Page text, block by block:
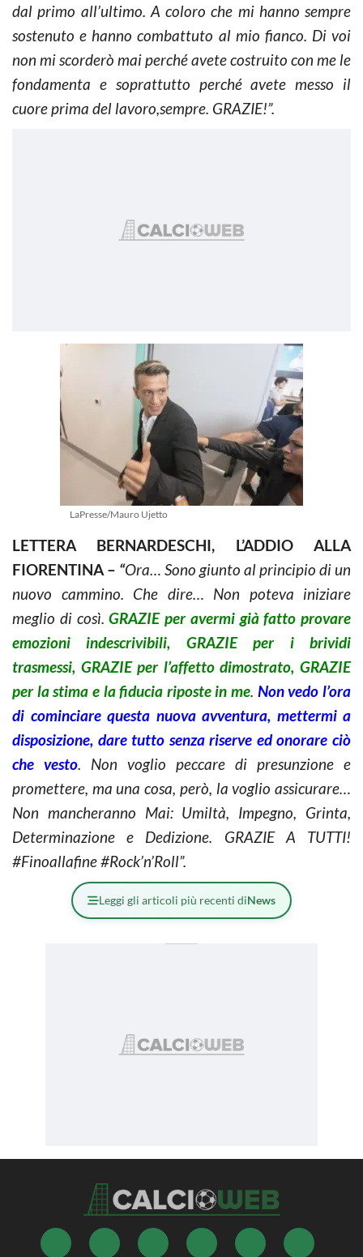
dal primo all’ultimo. A coloro che mi hanno sempre
sostenuto e hanno combattuto al mio fianco. Di voi
non mi scorderò mai perché avete costruito con me le
fondamenta e soprattutto perché avete messo il
cuore prima del lavoro,sempre. GRAZIE!”.
LaPresse/Mauro Ujetto
LETTERA BERNARDESCHI, L’ADDIO ALLA
FIORENTINA – “Ora… Sono giunto al principio di un
nuovo cammino. Che dire… Non poteva iniziare
meglio di così. GRAZIE per avermi già fatto provare
emozioni indescrivibili, GRAZIE per i brividi
trasmessi, GRAZIE per l’affetto dimostrato, GRAZIE
per la stima e la fiducia riposte in me. Non vedo l’ora
di cominciare questa nuova avventura, mettermi a
disposizione, dare tutto senza riserve ed onorare ciò
che vesto. Non voglio peccare di presunzione e
promettere, ma una cosa, però, la voglio assicurare…
Non mancheranno Mai: Umiltà, Impegno, Grinta,
Determinazione e Dedizione. GRAZIE A TUTTI!
#Finoallafine #Rock’n’Roll”.
Leggi gli articoli più recenti diNews